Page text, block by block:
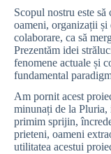
Scopul nostru este
oameni, organizații
colaborare, ca să
Prezentăm idei
fenomene actuale și
fundamental
Am pornit acest
minunați de la Pluria,
primim sprijin,
prieteni, oameni
utilitatea acestui